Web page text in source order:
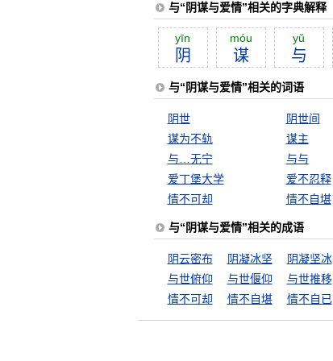
与“阴谋与爱情”相关的字典解释
yīn
阴
móu
谋
yŭ
与
与“阴谋与爱情”相关的词语
阴世 阴世间
谋为不轨
谋主
与…无宁
与与
爱丁堡大学
爱不忍释
情不可却
情不自堪
与“阴谋与爱情”相关的成语
阴云密布 阴凝冰坚 阴凝坚冰
与世俯仰
与世偃仰 与世推移
情不可却
情不自堪 情不自已